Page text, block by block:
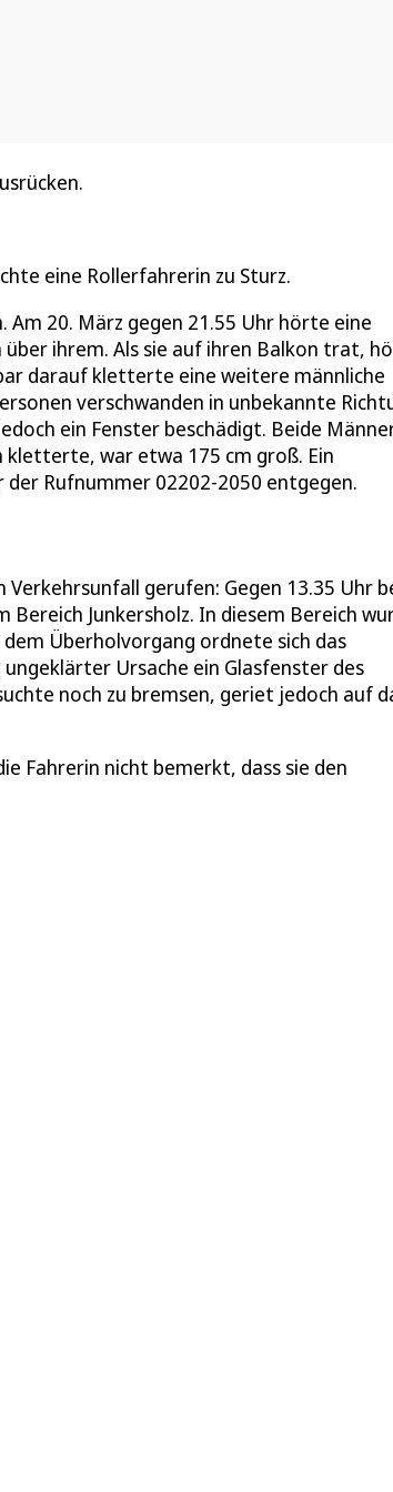
eine Rollerfahrerin zu Sturz.
Am 20. März gegen 21.55 Uhr hörte eine
ihrem. Als sie auf ihren Balkon trat,
darauf kletterte eine weitere männliche
verschwanden in unbekannte
ein Fenster beschädigt. Beide
kletterte, war etwa 175 cm groß. Ein
Rufnummer 02202-2050 entgegen.
gerufen: Gegen 13.35 Uhr
Junkersholz. In diesem Bereich
Überholvorgang ordnete sich das
Ursache ein Glasfenster des
noch zu bremsen, geriet jedoch auf
Fahrerin nicht bemerkt, dass sie den